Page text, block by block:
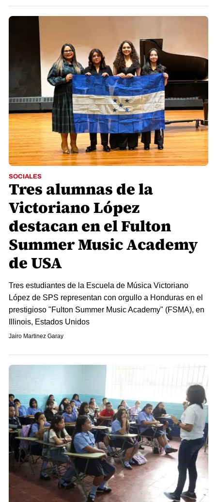
SOCIALES
Tres alumnas de la
Victoriano López
destacan en el Fulton
Summer Music Academy
de USA
Tres estudiantes de la Escuela de Música Victoriano
López de SPS representan con orgullo a Honduras en el
prestigioso "Fulton Summer Music Academy" (FSMA), en
Illinois, Estados Unidos
Jairo Martinez Garay